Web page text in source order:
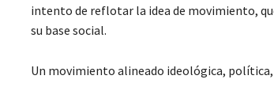
intento de reflotar la idea de movimiento,
su base social.
Un movimiento alineado ideológica,